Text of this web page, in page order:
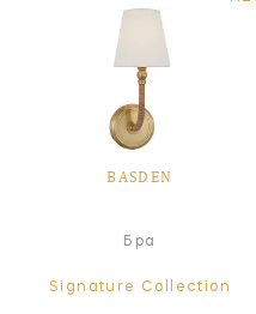
BASDEN
Бра
Signature Collection